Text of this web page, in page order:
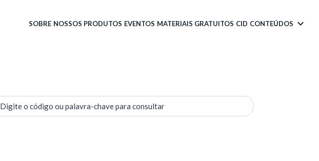
SOBRE NOSSOS PRODUTOS EVENTOS MATERIAIS GRATUITOS CID CONTEÚDOS
Digite o código ou palavra-chave para consultar